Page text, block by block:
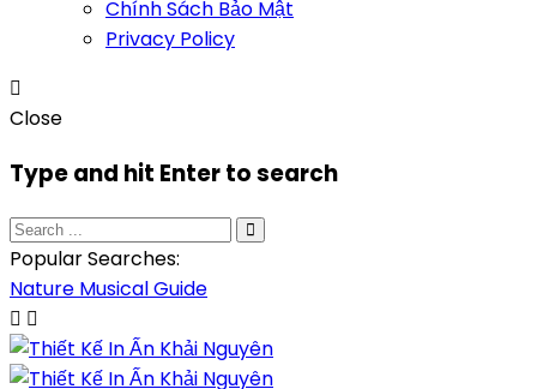
Chính Sách Bảo Mật
Privacy Policy
Close
Type and hit Enter to search
Popular Searches:
Nature MusicalGuide